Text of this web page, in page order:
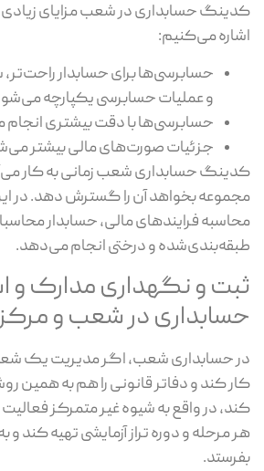
کدینگ حسابداری در شعب مزایای زیادی
اشاره می‌کنیم:
حسابرسی‌ها برای حسابدار
و عملیات حسابرسی یکپارچه
حسابرسی‌ها با دقت بیشتری
جزئیات صورت‌های مالی بیشتر
کدینگ حسابداری شعب زمانی به کار
مجموعه بخواهد آن را گسترش دهد. در
محاسبه فرایندهای مالی، حسابدار
طبقه‌بندی‌شده و درختی انجام می‌دهد.
ثبت و نگهداری مدارک و
حسابداری در شعب و
در حسابداری شعب، اگر مدیریت یک
کار کند و دفاتر قانونی را هم به همین
کند، در واقع به شیوه غیر متمرکز
هر مرحله و دوره تراز آزمایشی تهیه کند
بفرستد.